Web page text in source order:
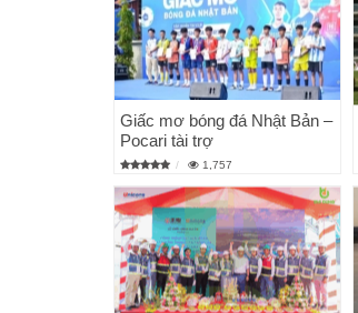
Giấc mơ bóng đá Nhật Bản –
Pocari tài trợ
1,757